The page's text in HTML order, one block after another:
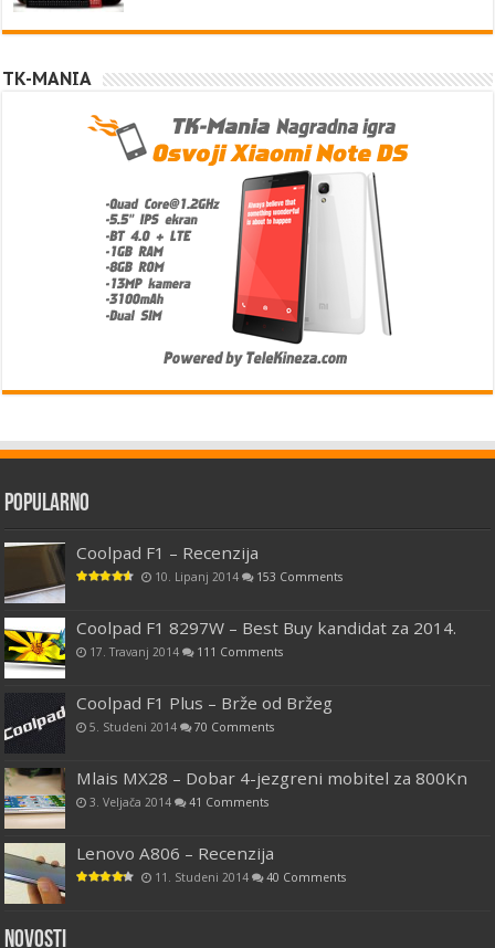
TK-MANIA
Popularno
Coolpad F1 – Recenzija
10. Lipanj 2014 153 Comments
Coolpad F1 8297W – Best Buy kandidat za 2014.
17. Travanj 2014 111 Comments
Coolpad F1 Plus – Brže od Bržeg
5. Studeni 2014 70 Comments
Mlais MX28 – Dobar 4-jezgreni mobitel za 800Kn
3. Veljača 2014 41 Comments
Lenovo A806 – Recenzija
11. Studeni 2014 40 Comments
Novosti